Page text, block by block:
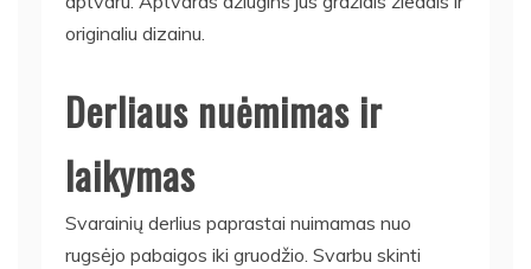
originaliu dizainu.
Derliaus nuėmimas ir
laikymas
Svarainių derlius paprastai nuimamas nuo
rugsėjo pabaigos iki gruodžio. Svarbu skinti